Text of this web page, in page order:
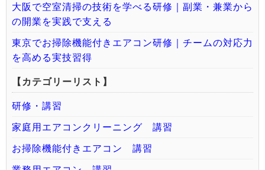
大阪で空室清掃の技術を学べる研修｜副業・兼業から
の開業を実践で支える
東京でお掃除機能付きエアコン研修｜チームの対応力
を高める実技習得
【カテゴリーリスト】
研修・講習
家庭用エアコンクリーニング 講習
お掃除機能付きエアコン 講習